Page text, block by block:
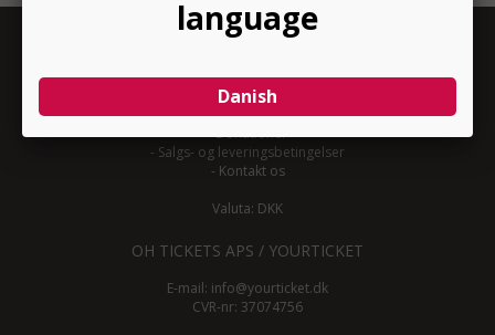
INFORMATION
-Om YourTicket
Bliv arrangør
-Arrangør login
-Donationer
- Salgs- og leveringsbetingelser
- Kontakt os
Valuta: DKK
OH TICKETS APS / YOURTICKET
E-mail: info@yourticket.dk
CVR-nr: 37074756